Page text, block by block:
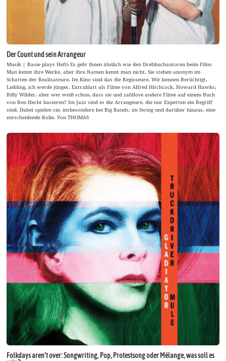
Der Count und sein Arrangeur
Musik | Basie plays Hefti Es geht ihnen ähnlich wie den Drehbuchautoren beim Film:
Man kennt ihre Werke, aber ihre Namen kennt man nicht. Sie stehen anonym im
Schatten der Realisateure. Im Kino sind das die Regisseure. Wir kennen Berüchtigt,
Liebling, ich werde jünger, Extrablatt als Filme von Alfred Hitchcock, Howard Hawks,
Billy Wilder, aber wer weiß schon, dass sie und zahllose andere Filme auf einem Buch
von Ben Hecht basieren? Im Jazz sind es die Arrangeure, die nur Experten ein Begriff
sind. Dabei spielen sie, insbesondere bei Big Bands, im Swing und darüber hinaus, eine
entscheidende Rolle. Von THOMAS
Folkdays aren’t over: Songwriting, Pop, Protestsong oder Mélange, was soll es